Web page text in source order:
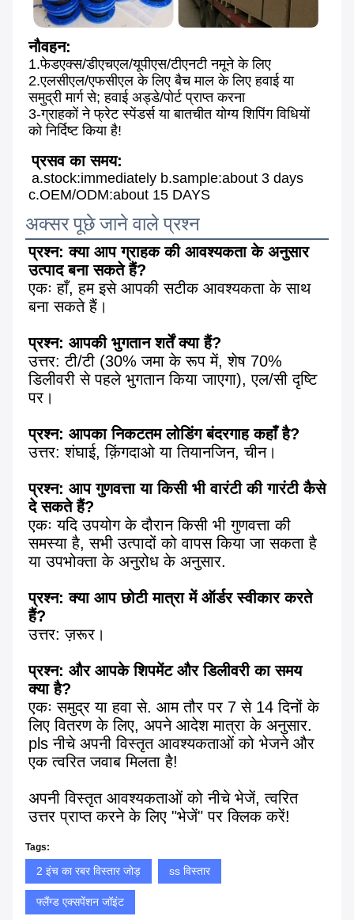
नौवहन:
1.फेडएक्स/डीएचएल/यूपीएस/टीएनटी नमूने के लिए
2.एलसीएल/एफसीएल के लिए बैच माल के लिए हवाई या
समुद्री मार्ग से; हवाई अड्डे/पोर्ट प्राप्त करना
3-ग्राहकों ने फ्रेट स्पेंडर्स या बातचीत योग्य शिपिंग विधियों
को निर्दिष्ट किया है!
प्रसव का समय:
a.stock:immediately b.sample:about 3 days
c.OEM/ODM:about 15 DAYS
अक्सर पूछे जाने वाले प्रश्न
प्रश्न: क्या आप ग्राहक की आवश्यकता के अनुसार
उत्पाद बना सकते हैं?
एकः हाँ, हम इसे आपकी सटीक आवश्यकता के साथ
बना सकते हैं।
प्रश्न: आपकी भुगतान शर्तें क्या हैं?
उत्तर: टी/टी (30% जमा के रूप में, शेष 70%
डिलीवरी से पहले भुगतान किया जाएगा), एल/सी दृष्टि
पर।
प्रश्न: आपका निकटतम लोडिंग बंदरगाह कहाँ है?
उत्तर: शंघाई, क़िंगदाओ या तियानजिन, चीन।
प्रश्न: आप गुणवत्ता या किसी भी वारंटी की गारंटी कैसे
दे सकते हैं?
एकः यदि उपयोग के दौरान किसी भी गुणवत्ता की
समस्या है, सभी उत्पादों को वापस किया जा सकता है
या उपभोक्ता के अनुरोध के अनुसार.
प्रश्न: क्या आप छोटी मात्रा में ऑर्डर स्वीकार करते
हैं?
उत्तर: ज़रूर।
प्रश्न: और आपके शिपमेंट और डिलीवरी का समय
क्या है?
एकः समुद्र या हवा से. आम तौर पर 7 से 14 दिनों के
लिए वितरण के लिए, अपने आदेश मात्रा के अनुसार.
pls नीचे अपनी विस्तृत आवश्यकताओं को भेजने और
एक त्वरित जवाब मिलता है!
अपनी विस्तृत आवश्यकताओं को नीचे भेजें, त्वरित
उत्तर प्राप्त करने के लिए "भेजें" पर क्लिक करें!
Tags:
2 इंच का रबर विस्तार जोड़ ss विस्तार
फ्लैंग्ड एक्सपेंशन जॉइंट